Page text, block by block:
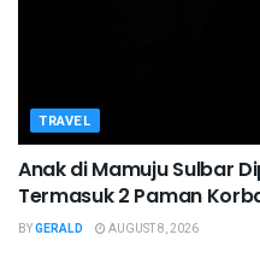
TRAVEL
Anak di Mamuju Sulbar
Termasuk 2 Paman
BYGERALD AUGUST 8, 2026